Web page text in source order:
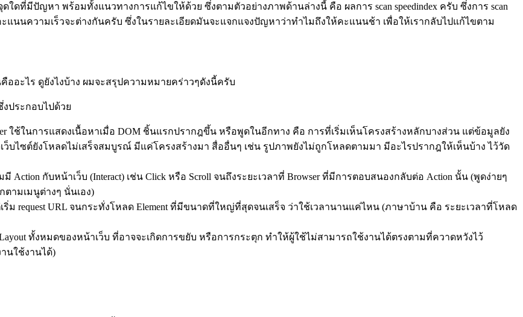
ที่มีปัญหา พร้อมทั้งแนวทางการแก้ไขให้ด้วย ซึ่งตามตัวอย่างภาพด้านล่างนี้ คือ ผลการ scan speedindex ครับ ซึ่งการ scan
ะแนนความเร็วจะต่างกันครับ ซึ่งในรายละเอียดมันจะแจกแจงปัญหาว่าทำไมถึงให้คะแนนช้า เพื่อให้เรากลับไปแก้ไขตาม
ออะไร ดูยังไงบ้าง ผมจะสรุปความหมายคร่าวๆดังนี้ครับ
งประกอบไปด้วย
ใช้ในการแสดงเนื้อหาเมื่อ DOM ชิ้นแรกปรากฎขึ้น หรือพูดในอีกทาง คือ การที่เริ่มเห็นโครงสร้างหลักบางส่วน แต่ข้อมูลยัง
ว็บไซต์ยังโหลดไม่เสร็จสมบูรณ์ มีแค่โครงสร้างมา สื่ออื่นๆ เช่น รูปภาพยังไม่ถูกโหลดตามมา มีอะไรปรากฎให้เห็นบ้าง ไว้วัด
Action กับหน้าเว็บ (Interact) เช่น Click หรือ Scroll จนถึงระยะเวลาที่ Browser ที่มีการตอบสนองกลับต่อ Action นั้น (พูดง่ายๆ
ามเมนูต่างๆ นั่นเอง)
ริ่ม request URL จนกระทั่งโหลด Element ที่มีขนาดที่ใหญ่ที่สุดจนเสร็จ ว่าใช้เวลานานแค่ไหน (ภาษาบ้าน คือ ระยะเวลาที่โหลด
ทั้งหมดของหน้าเว็บ ที่อาจจะเกิดการขยับ หรือการกระตุก ทำให้ผู้ใช้ไม่สามารถใช้งานได้ตรงตามที่ควาดหวังไว้
นใช้งานได้)